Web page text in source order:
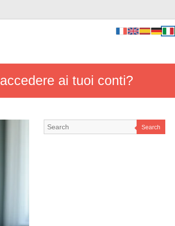
ai tuoi conti?
Search